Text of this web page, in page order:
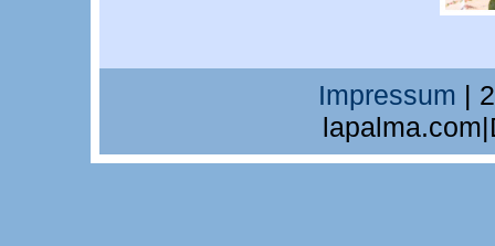
Impressum |
lapalma.com|